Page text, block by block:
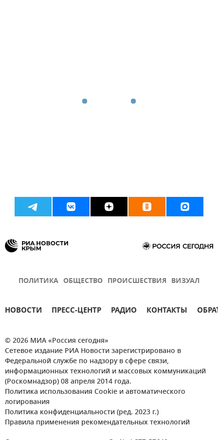
ПОЛИТИКА ОБЩЕСТВО ПРОИСШЕСТВИЯ ВИЗУАЛ
НОВОСТИ ПРЕСС-ЦЕНТР РАДИО КОНТАКТЫ
© 2026 МИА «Россия сегодня»
Сетевое издание РИА Новости зарегистрировано в
Федеральной службе по надзору в сфере связи,
информационных технологий и массовых коммуникаций
(Роскомнадзор) 08 апреля 2014 года.
Политика использования Cookie и автоматического
логирования
Политика конфиденциальности (ред. 2023 г.)
Правила применения рекомендательных технологий